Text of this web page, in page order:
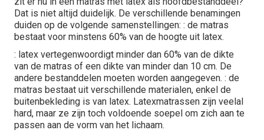
Dat is niet altijd duidelijk. De verschillende benamingen
duiden op de volgende samenstellingen: : de matras
bestaat voor minstens 60% van de hoogte uit latex.
: latex vertegenwoordigt minder dan 60% van de dikte
van de matras of een dikte van minder dan 10 cm. De
andere bestanddelen moeten worden aangegeven. : de
matras bestaat uit verschillende materialen, enkel de
buitenbekleding is van latex. Latexmatrassen zijn veelal
hard, maar ze zijn toch voldoende soepel om zich aan te
passen aan de vorm van het lichaam.